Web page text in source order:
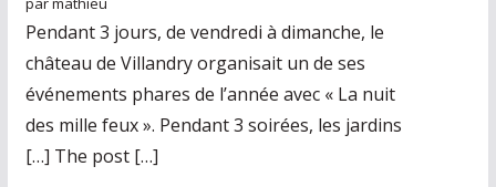
Pendant 3 jours, de vendredi à dimanche, le
château de Villandry organisait un de ses
événements phares de l’année avec « La nuit
des mille feux ». Pendant 3 soirées, les jardins
[…] The post […]